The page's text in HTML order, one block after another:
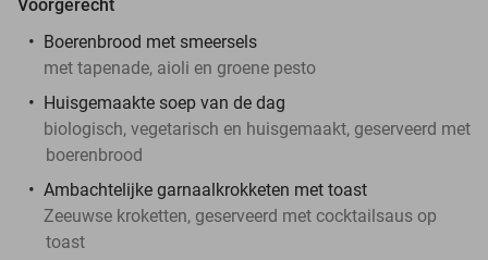
Voorgerecht
Boerenbrood met smeersels
met tapenade, aioli en groene pesto
Huisgemaakte soep van de dag
biologisch, vegetarisch en huisgemaakt, geserveerd met
boerenbrood
Ambachtelijke garnaalkrokketen met toast
Zeeuwse kroketten, geserveerd met cocktailsaus op
toast